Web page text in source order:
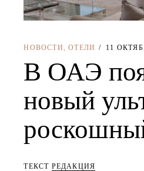
НОВОСТИ,ОТЕЛИ 11
В ОАЭ
новый
ТЕКСТ РЕДАКЦИЯ